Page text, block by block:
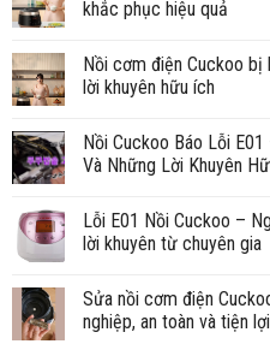
khắc phục hiệu quả
Nồi cơm điện Cuckoo bị
lời khuyên hữu ích
Nồi Cuckoo Báo Lỗi
Và Những Lời Khuyên
Lỗi E01 Nồi Cuckoo –
lời khuyên từ chuyên gia
Sửa nồi cơm điện
nghiệp, an toàn và tiện